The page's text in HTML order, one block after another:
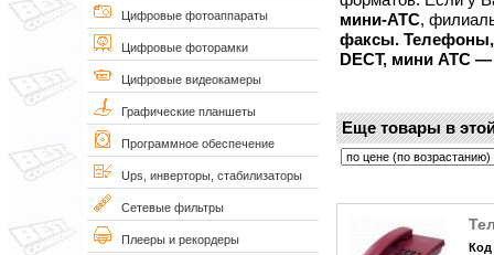
Цифровые фотоаппараты
Цифровые фоторамки
Цифровые видеокамеры
Графические планшеты
Программное обеспечение
Ups, инверторы, стабилизаторы
Сетевые фильтры
Плееры и рекордеры
мини-АТС,
факсы.
DECT, мини АТС —
Еще товары в
Код